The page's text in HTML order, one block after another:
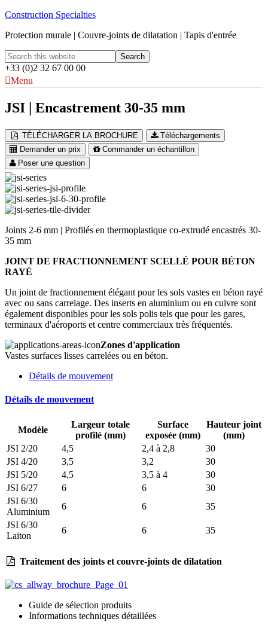
Construction Specialties
Protection murale | Couvre-joints de dilatation | Tapis d'entrée
+33 (0)2 32 67 00 00
Menu
JSI | Encastrement 30-35 mm
TÉLÉCHARGER LA BROCHURE
Téléchargements
Demander un prix
Commander un échantillon
Poser une question
Joints 2-6 mm | Profilés en thermoplastique co-extrudé encastrés 30-
35 mm
JOINT DE FRACTIONNEMENT SCELLÉ POUR BÉTON
RAYÉ
Un joint de fractionnement élégant pour les sols vastes en béton rayé
avec ou sans carrelage. Des inserts en aluminium ou en cuivre sont
également disponibles pour les sols polis tels que pour les gares,
terminaux d'aéroports et centre commerciaux très fréquentés.
Zones d'application
Vastes surfaces lisses carrelées ou en béton.
Détails de mouvement
Détails de mouvement
Modèle
Largeur totale
profilé (mm)
Surface
exposée (mm)
Hauteur joint
(mm)
JSI 2/20
4,5 2,4 à 2,8
30
JSI 4/20
3,5 3,2
30
JSI 5/20
4,5 3,5 à 4
30
JSI 6/27
6 6
30
JSI 6/30
Aluminium
6 6
35
JSI 6/30
Laiton
6 6 35
Traitement des joints et couvre-joints de dilatation
Guide de sélection produits
Informations techniques détaillées